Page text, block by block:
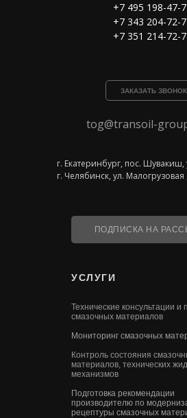
УСЛУГИ
Технические консультации и
смазочных материалов
Мониторинг смазочных
Контроль состояния
материалов, технических
механизмов
Подготовка рекомендации
производителю по
рецептуры смазочных
ПОДПИСКА НА
+7 495 198-47-
+7 343 204-72-
+7 351 214-72-
ЗАКАЗАТЬ ЗВОНОК
tog@transoil-
г. Екатеринбург, пос. Шувакиш,
г. Челябинск, ул.